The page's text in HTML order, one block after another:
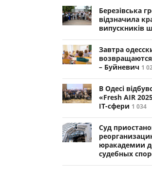
Березівська
відзначила
випускників
Завтра
– Буйневич 1
В Одесі
«Fresh AIR
ІТ-сфери 1 034
Суд
юракадемии
судебных